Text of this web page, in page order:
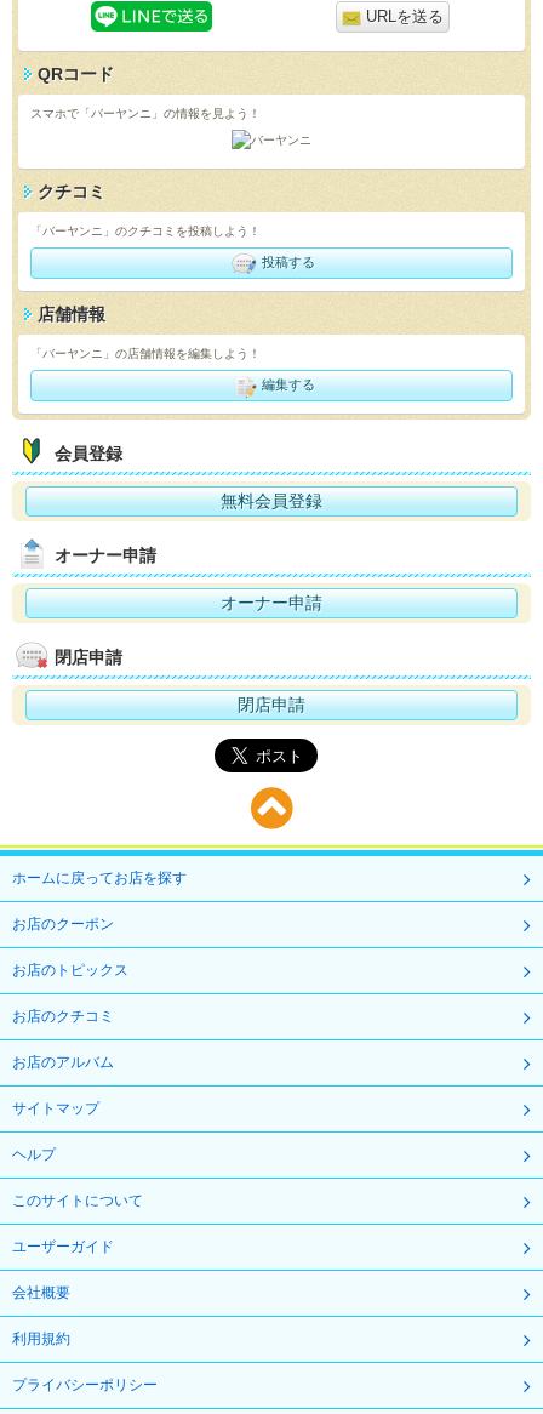
URLを送る
QRコード
スマホで「バーヤンニ」の情報を見よう！
クチコミ
「バーヤンニ」のクチコミを投稿しよう！
投稿する
店舗情報
「バーヤンニ」の店舗情報を編集しよう！
編集する
会員登録
無料会員登録
オーナー申請
オーナー申請
閉店申請
閉店申請
ホームに戻ってお店を探す
お店のクーポン
お店のトピックス
お店のクチコミ
お店のアルバム
サイトマップ
ヘルプ
このサイトについて
ユーザーガイド
会社概要
利用規約
プライバシーポリシー